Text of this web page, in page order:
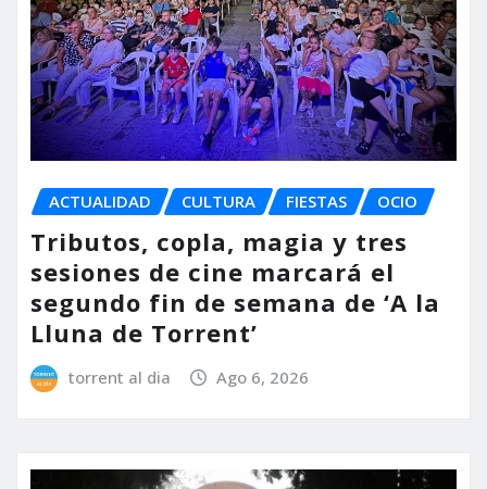
ACTUALIDAD CULTURA FIESTAS OCIO
Tributos, copla, magia y tres
sesiones de cine marcará el
segundo fin de semana de ‘A la
Lluna de Torrent’
torrent al dia Ago 6, 2026